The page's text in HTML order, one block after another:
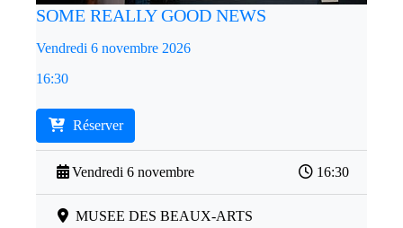
SOME REALLY GOOD NEWS
Vendredi 6 novembre 2026
16:30
Réserver
Vendredi 6 novembre 16:30
MUSEE DES BEAUX-ARTS